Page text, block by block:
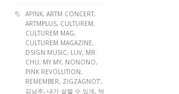
APINK, ARTM CONCERT,
ARTMPLUS, CULTUREM,
CULTUREM MAG,
CULTUREM MAGAZINE,
DSIGN MUSIC, LUV, MR.
CHU, MY MY, NONONO,
PINK REVOLUTION,
REMEMBER, ZIGZAGNOT’,
김남주, 내가 설렐 수 있게, 박